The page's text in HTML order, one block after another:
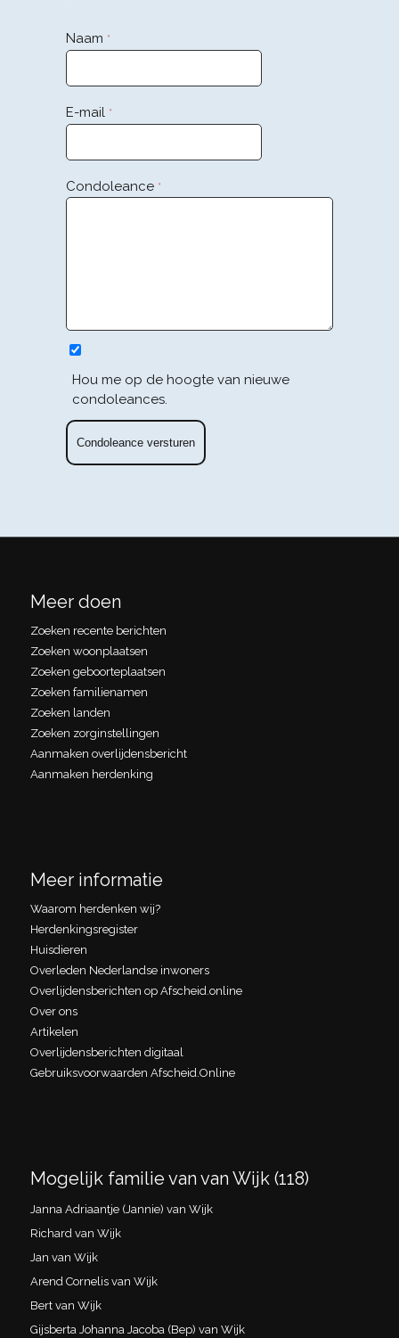
Naam *
E-mail *
Condoleance *
Hou me op de hoogte van nieuwe
condoleances.
Meer doen
Zoeken recente berichten
Zoeken woonplaatsen
Zoeken geboorteplaatsen
Zoeken familienamen
Zoeken landen
Zoeken zorginstellingen
Aanmaken overlijdensbericht
Aanmaken herdenking
Meer informatie
Waarom herdenken wij?
Herdenkingsregister
Huisdieren
Overleden Nederlandse inwoners
Overlijdensberichten op Afscheid.online
Over ons
Artikelen
Overlijdensberichten digitaal
Gebruiksvoorwaarden Afscheid.Online
Mogelijk familie van van Wijk (118)
Janna Adriaantje (Jannie) van Wijk
Richard van Wijk
Jan van Wijk
Arend Cornelis van Wijk
Bert van Wijk
Gijsberta Johanna Jacoba (Bep) van Wijk